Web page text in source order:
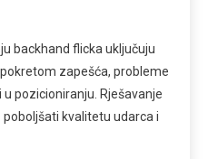
backhand flicka uključuju
zapešća, probleme
pozicioniranju. Rješavanje
kvalitetu udarca i